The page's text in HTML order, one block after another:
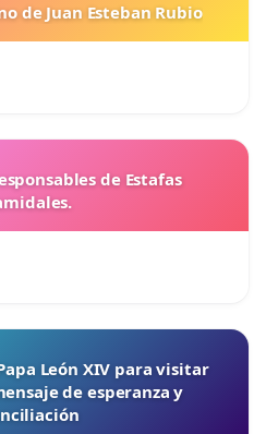
de Juan Esteban Rubio
de Estafas
León XIV para visitar
de esperanza y